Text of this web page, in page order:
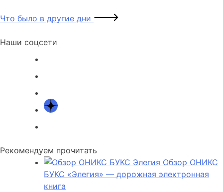
Что было в другие дни
Наши соцсети
Рекомендуем прочитать
Обзор ОНИКС
БУКС «Элегия» — дорожная электронная
книга